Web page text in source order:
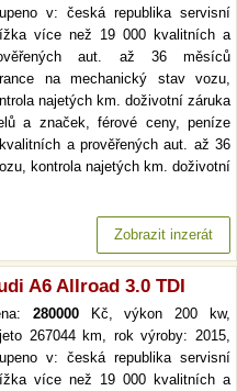
v: česká republika servisní
více než 19 000 kvalitních a
aut. až 36 měsíců
na mechanický stav vozu,
najetých km. doživotní záruka
a značek, férové ceny, peníze
a prověřených aut. až 36
kontrola najetých km. doživotní
Zobrazit inzerát
A6 Allroad 3.0 TDI
280000Kč, výkon 200 kw,
267044 km, rok výroby: 2015,
v: česká republika servisní
více než 19 000 kvalitních a